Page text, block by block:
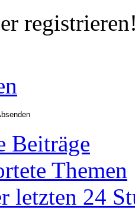
Beiträge
Themen
letzten 24